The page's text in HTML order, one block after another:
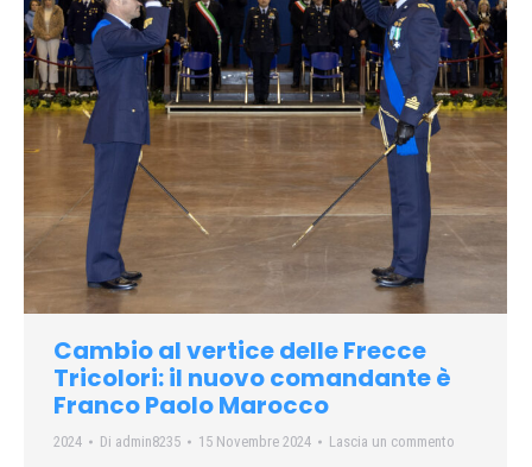
Cambio al vertice delle Frecce
Tricolori: il nuovo comandante è
Franco Paolo Marocco
2024 Di admin8235 15 Novembre 2024 Lascia un commento